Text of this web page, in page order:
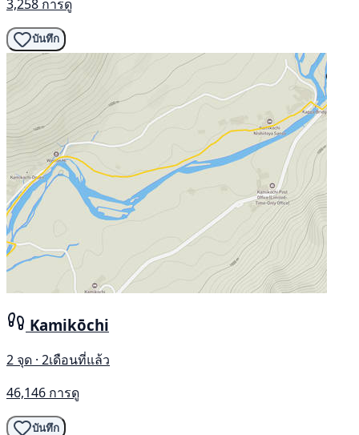
3,258 การดู
บันทึก
Kamikōchi
2 จุด · 2เดือนที่แล้ว
46,146 การดู
บันทึก